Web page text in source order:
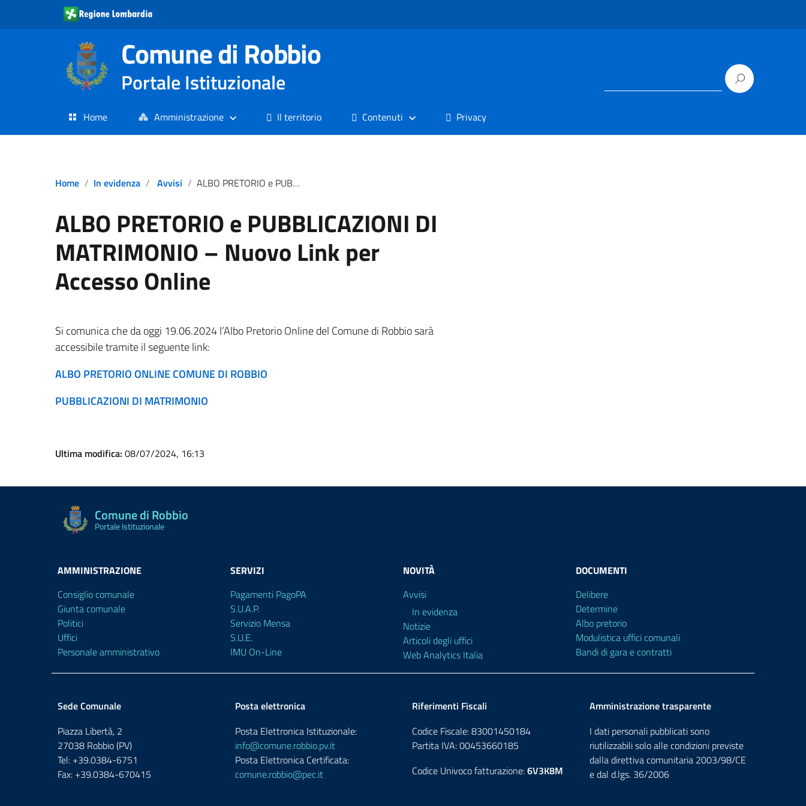
Comune di Robbio
Portale Istituzionale
Home Amministrazione Il territorio Contenuti Privacy
Home In evidenza Avvisi ALBO PRETORIO e PUBBLICAZIONI DI MATRIMONIO – Nuovo Link per Accesso Online
ALBO PRETORIO e PUBBLICAZIONI DI
MATRIMONIO – Nuovo Link per
Accesso Online
Si comunica che da oggi 19.06.2024 l’Albo Pretorio Online del Comune di Robbio sarà
accessibile tramite il seguente link:
ALBO PRETORIO ONLINE COMUNE DI ROBBIO
PUBBLICAZIONI DI MATRIMONIO
Ultima modifica: 08/07/2024, 16:13
Comune di Robbio
Portale Istituzionale
AMMINISTRAZIONE
Consiglio comunale
Giunta comunale
Politici
Uffici
Personale amministrativo
SERVIZI
Pagamenti PagoPA
S.U.A.P.
Servizio Mensa
S.U.E.
IMU On-Line
NOVITÀ
Avvisi
In evidenza
Notizie
Articoli degli uffici
Web Analytics Italia
DOCUMENTI
Delibere
Determine
Albo pretorio
Modulistica uffici comunali
Bandi di gara e contratti
Sede Comunale
Piazza Libertà, 2
27038 Robbio (PV)
Tel: +39.0384-6751
Fax: +39.0384-670415
Posta elettronica
Posta Elettronica Istituzionale:
info@comune.robbio.pv.it
Posta Elettronica Certificata:
comune.robbio@pec.it
Riferimenti Fiscali
Codice Fiscale: 83001450184
Partita IVA: 00453660185
Codice Univoco fatturazione:6V3K8M
Amministrazione trasparente
I dati personali pubblicati sono
riutilizzabili solo alle condizioni previste
dalla direttiva comunitaria 2003/98/CE
e dal d.lgs. 36/2006